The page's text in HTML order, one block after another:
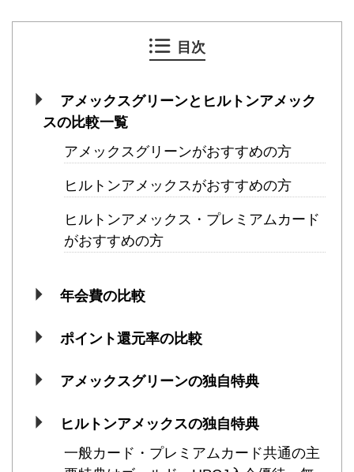
目次
アメックスグリーンとヒルトンアメック
スの比較一覧
アメックスグリーンがおすすめの方
ヒルトンアメックスがおすすめの方
ヒルトンアメックス・プレミアムカード
がおすすめの方
年会費の比較
ポイント還元率の比較
アメックスグリーンの独自特典
ヒルトンアメックスの独自特典
一般カード・プレミアムカード共通の主